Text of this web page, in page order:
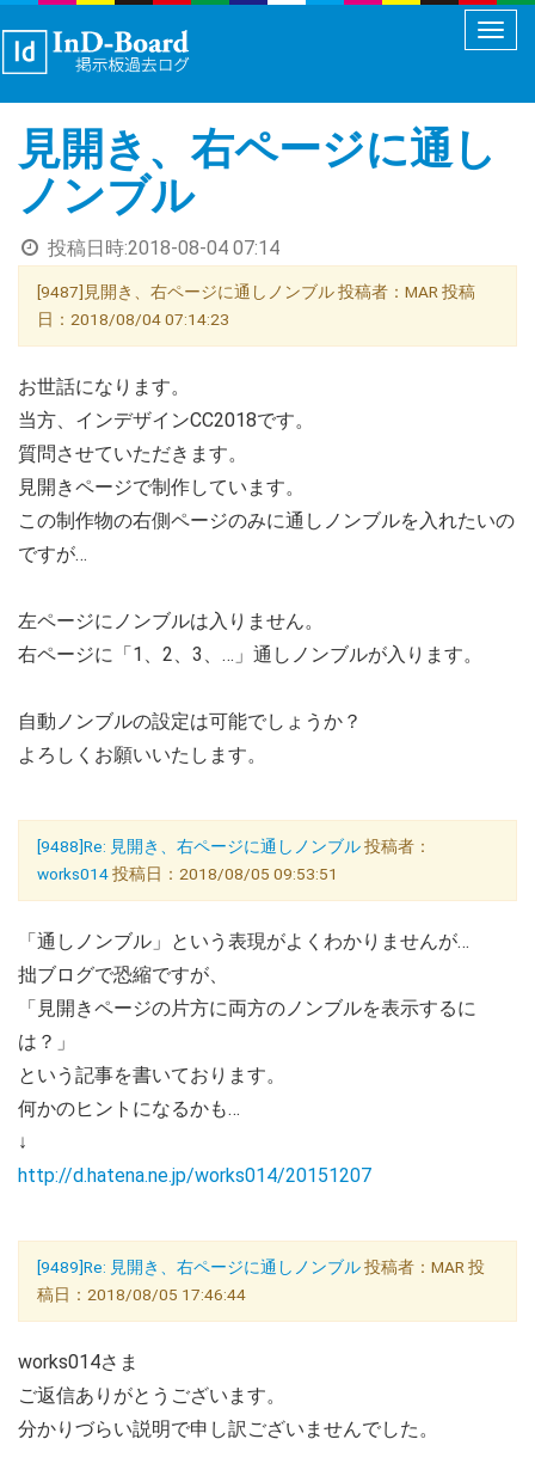
メ
ュ
え
見開き、右ページに通し
ノンブル
投稿日時:2018-08-04 07:14
[9487]見開き、右ページに通しノンブル 投稿者：MAR 投稿
日：2018/08/04 07:14:23
お世話になります。
当方、インデザインCC2018です。
質問させていただきます。
見開きページで制作しています。
この制作物の右側ページのみに通しノンブルを入れたいの
ですが…
左ページにノンブルは入りません。
右ページに「1、2、3、…」通しノンブルが入ります。
自動ノンブルの設定は可能でしょうか？
よろしくお願いいたします。
[9488]Re: 見開き、右ページに通しノンブル投稿者：
works014投稿日：2018/08/05 09:53:51
「通しノンブル」という表現がよくわかりませんが…
拙ブログで恐縮ですが、
「見開きページの片方に両方のノンブルを表示するに
は？」
という記事を書いております。
何かのヒントになるかも…
↓
http://d.hatena.ne.jp/works014/20151207
[9489]Re: 見開き、右ページに通しノンブル投稿者：MAR 投
稿日：2018/08/05 17:46:44
works014さま
ご返信ありがとうございます。
分かりづらい説明で申し訳ございませんでした。